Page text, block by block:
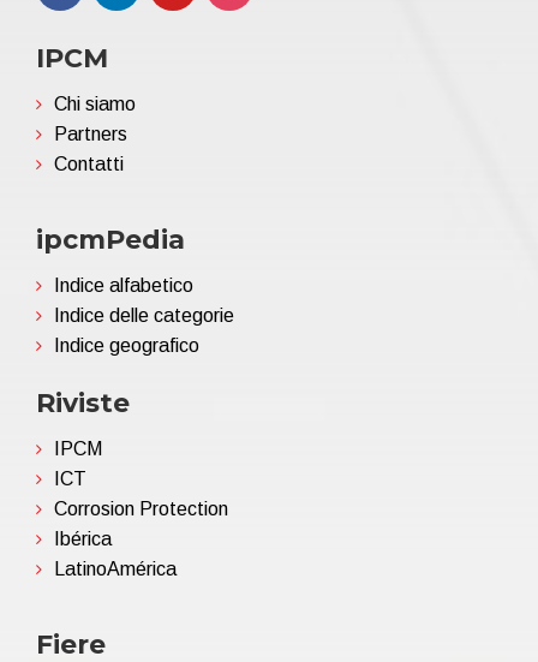
IPCM
Chi siamo
Partners
Contatti
ipcmPedia
Indice alfabetico
Indice delle categorie
Indice geografico
Riviste
IPCM
ICT
Corrosion Protection
Ibérica
LatinoAmérica
Fiere